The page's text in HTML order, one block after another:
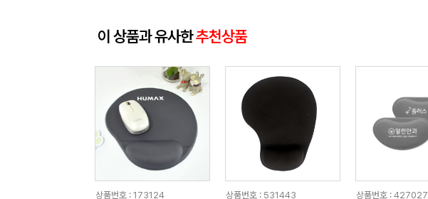
이 상품과 유사한추천상품
상품번호 : 173124
상품번호 : 531443
상품번호 : 427027